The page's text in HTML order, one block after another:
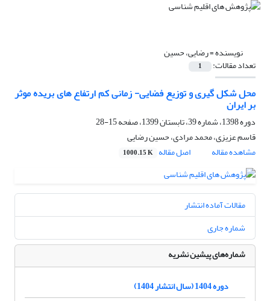
نویسنده =رضایی، حسین
تعداد مقالات: 1
محل شکل گیری و توزیع فضایی- زمانی کم ارتفاع های بریده موثر
بر ایران
دوره 1398، شماره 39، تابستان 1399، صفحه
15-28
قاسم عزیزی، محمد مرادی، حسین رضایی
مشاهده مقاله
اصل مقاله 1000.15 K
مقالات آماده انتشار
شماره جاری
شماره‌های پیشین نشریه
دوره 1404 (سال انتشار 1404)